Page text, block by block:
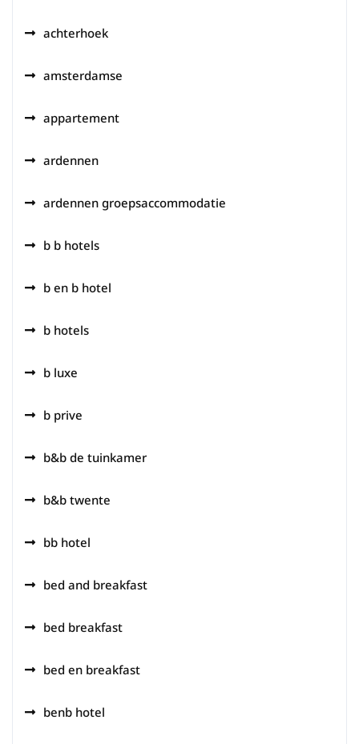
achterhoek
amsterdamse
appartement
ardennen
ardennen groepsaccommodatie
b b hotels
b en b hotel
b hotels
b luxe
b prive
b&b de tuinkamer
b&b twente
bb hotel
bed and breakfast
bed breakfast
bed en breakfast
benb hotel